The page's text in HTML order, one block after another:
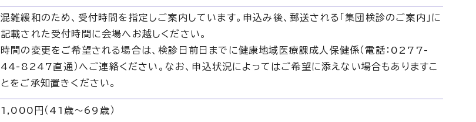
混雑緩和のため、受付時間を指定しご案内しています。申込み後、郵送される「集団検診のご案内」に
記載された受付時間に会場へお越しください。
時間の変更をご希望される場合は、検診日前日までに健康地域医療課成人保健係（電話：0277-
44-8247直通）へご連絡ください。なお、申込状況によってはご希望に添えない場合もありますこ
とをご承知置きください。
1,000円（41歳～69歳）